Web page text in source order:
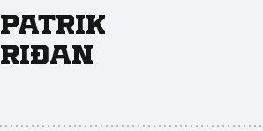
Patrik
Riđan